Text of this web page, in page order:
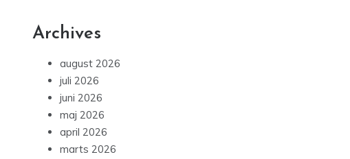
Archives
august 2026
juli 2026
juni 2026
maj 2026
april 2026
marts 2026